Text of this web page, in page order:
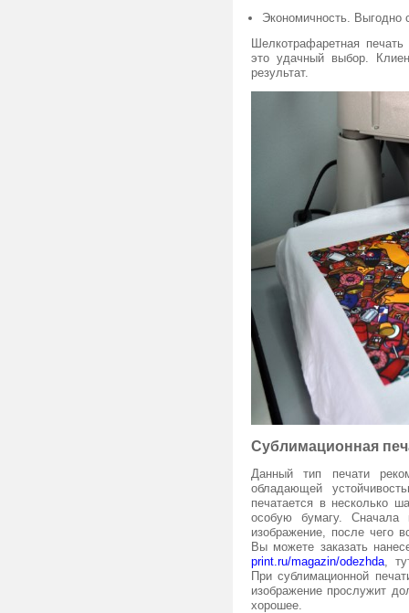
Экономичность. Выгодно
Шелкотрафаретная
это удачный выбор.
результат.
Сублимационная
Данный тип печати
обладающей
печатается в несколько
особую бумагу.
изображение, после чего
Вы можете заказать
print.ru/magazin/odezhda,
При сублимационной
изображение прослужит
хорошее.